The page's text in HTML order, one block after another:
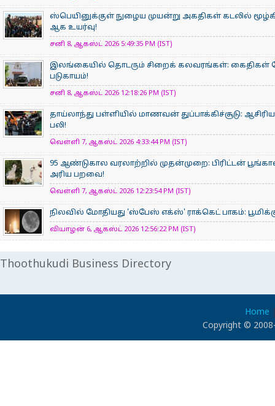
ஸ்பெயினுக்குள் நுழைய முயன்று அகதிகள் கடலில் மூழ்கிய
ஆக உயர்வு!
சனி 8, ஆகஸ்ட் 2026 5:49:35 PM (IST)
இலங்கையில் தொடரும் சிறைக் கலவரங்கள்: கைதிகள்
படுகாயம்!
சனி 8, ஆகஸ்ட் 2026 12:18:26 PM (IST)
தாய்லாந்து பள்ளியில் மாணவன் துப்பாக்கிச்சூடு:
பலி!
வெள்ளி 7, ஆகஸ்ட் 2026 4:33:44 PM (IST)
95 ஆண்டுகால வரலாற்றில் முதன்முறை: பிரிட்டன்
அரிய பறவை!
வெள்ளி 7, ஆகஸ்ட் 2026 12:23:54 PM (IST)
நிலவில் மோதியது 'ஸ்பேஸ் எக்ஸ்' ராக்கெட் பாகம்:
வியாழன் 6, ஆகஸ்ட் 2026 12:56:22 PM (IST)
Thoothukudi Business Directory
Home
Copyright ©